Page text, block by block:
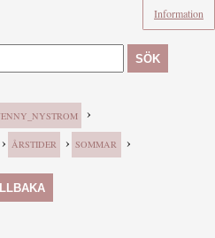
Information
SÖK
›
› ÅRSTIDER › SOMMAR ›